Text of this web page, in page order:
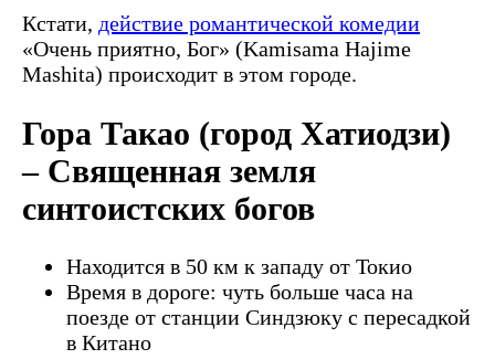
Кстати, действие романтической комедии
«Очень приятно, Бог» (Kamisama Hajime
Mashita) происходит в этом городе.
Гора Такао (город Хатиодзи)
– Священная земля
синтоистских богов
Находится в 50 км к западу от Токио
Время в дороге: чуть больше часа на
поезде от станции Синдзюку с пересадкой
в Китано